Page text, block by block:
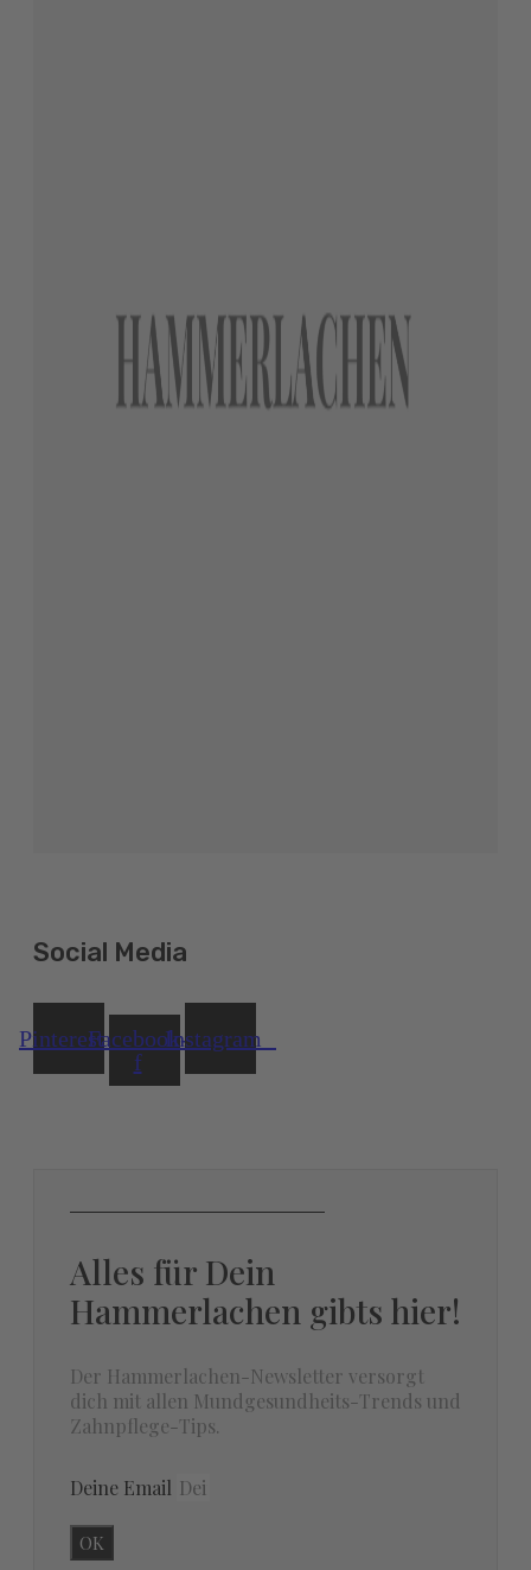
Social Media
PinterestFacebook-
f
Instagram
Alles für Dein
Hammerlachen gibts hier!
Der Hammerlachen-Newsletter versorgt
dich mit allen Mundgesundheits-Trends und
Zahnpflege-Tips.
Deine Email
OK